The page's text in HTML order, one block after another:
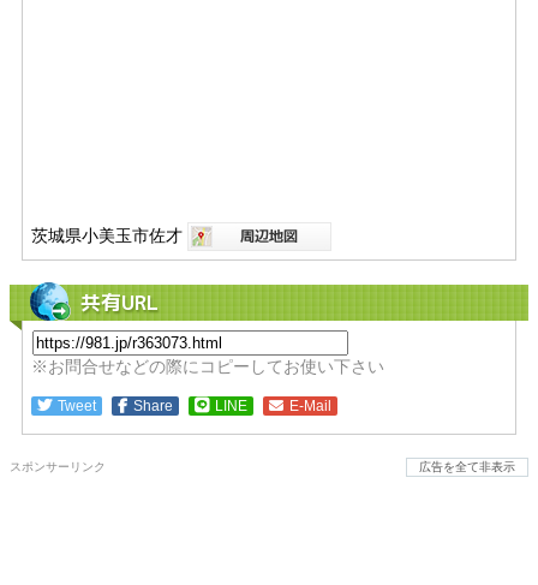
茨城県小美玉市佐才
共有URL
※お問合せなどの際にコピーしてお使い下さい
Tweet Share LINE E-Mail
スポンサーリンク 広告を全て非表示